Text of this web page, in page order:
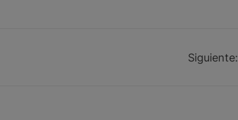
Siguiente: